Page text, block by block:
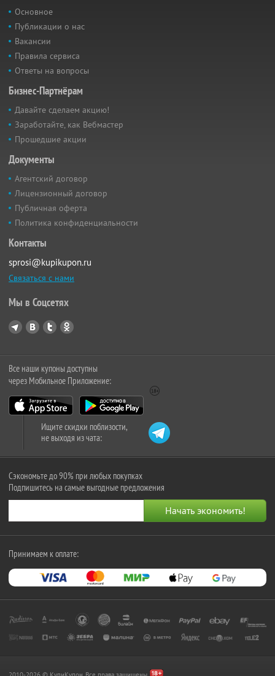
Основное
Публикации о нас
Вакансии
Правила сервиса
Ответы на вопросы
Бизнес-Партнёрам
Давайте сделаем акцию!
Заработайте, как Вебмастер
Прошедшие акции
Документы
Агентский договор
Лицензионный договор
Публичная оферта
Политика конфиденциальности
Контакты
sprosi@kupikupon.ru
Связаться с нами
Мы в Соцсетях
Все наши купоны доступны
через Мобильное Приложение:
Ищите скидки поблизости,
не выходя из чата:
Сэкономьте до 90% при любых покупках
Подпишитесь на самые выгодные предложения
Принимаем к оплате: